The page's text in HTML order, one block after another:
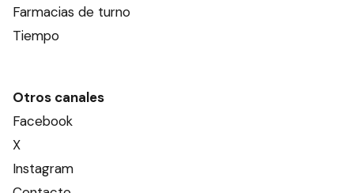
Farmacias de turno
Tiempo
Otros canales
Facebook
X
Instagram